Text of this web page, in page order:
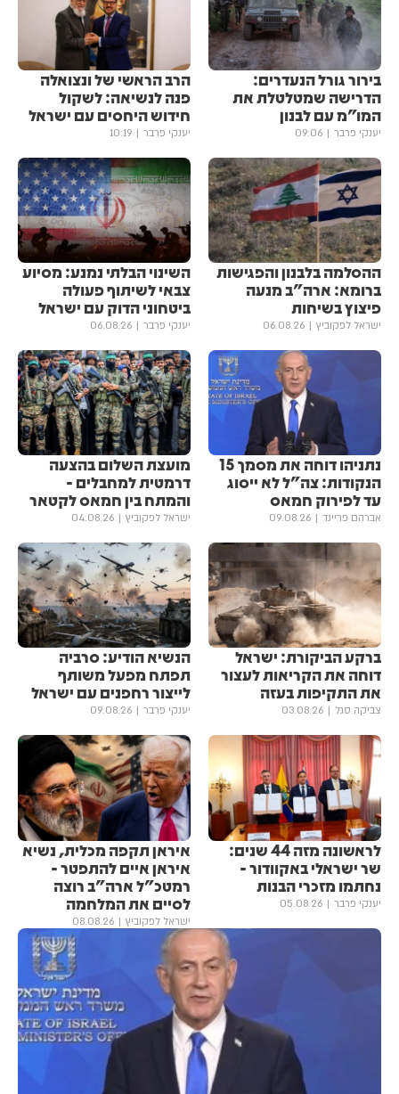
בירור גורל הנעדרים:
הדרישה שמטלטלת את
המו"מ עם לבנון
יענקי פרבר 09:06
הרב הראשי של ונצואלה
פנה לנשיאה: לשקול
חידוש היחסים עם ישראל
יענקי פרבר 10:19
ההסלמה בלבנון והפגישות
ברומא: ארה"ב מנעה
פיצוץ בשיחות
ישראל לפקוביץ 06.08.26
השינוי הבלתי נמנע: מסיוע
צבאי לשיתוף פעולה
ביטחוני הדוק עם ישראל
יענקי פרבר 06.08.26
נתניהו דוחה את מסמך 15
הנקודות: צה"ל לא ייסוג
עד לפירוק חמאס
אברהם פריינד 09.08.26
מועצת השלום בהצעה
דרמטית למחבלים -
והמתח בין חמאס לקטאר
ישראל לפקוביץ 04.08.26
ברקע הביקורת: ישראל
דוחה את הקריאות לעצור
את התקיפות בעזה
צביקה סגל 03.08.26
הנשיא הודיע: סרביה
תפתח מפעל משותף
לייצור רחפנים עם ישראל
יענקי פרבר 09.08.26
לראשונה מזה 44 שנים:
שר ישראלי באקוודור -
נחתמו מזכרי הבנות
יענקי פרבר 05.08.26
איראן תקפה מכלית, נשיא
איראן איים להתפטר -
רמטכ"ל ארה"ב רוצה
לסיים את המלחמה
ישראל לפקוביץ 08.08.26